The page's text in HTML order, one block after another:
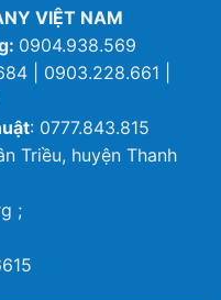
VIỆT NAM
0904.938.569
| 0903.228.661 |
: 0777.843.815
Triều, huyện Thanh
;